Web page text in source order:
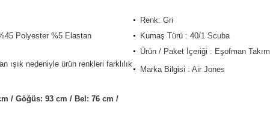
Renk: Gri
Polyester %5 Elastan
Kumaş Türü : 40/1 Scuba
Ürün / Paket İçeriği : Eşofman Takım
ışık nedeniyle ürün renkleri farklılık
Marka Bilgisi : Air Jones
/ Göğüs: 93 cm / Bel: 76 cm /